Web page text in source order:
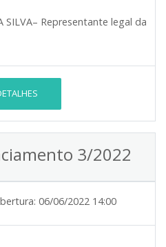
SILVA– Representante legal da
3/2022
06/06/2022 14:00